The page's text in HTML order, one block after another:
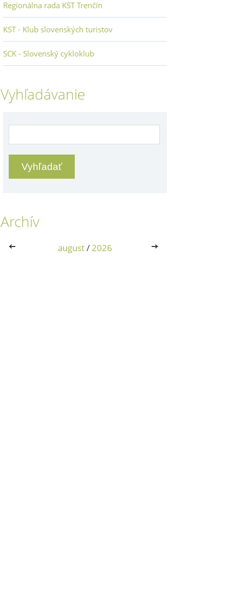
Regionálna rada KST Trenčín
KST - Klub slovenských turistov
SCK - Slovenský cykloklub
Vyhľadávanie
Archív
<< august/2026 >>